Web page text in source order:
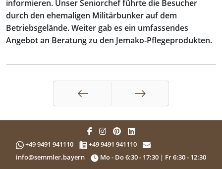
informieren. Unser Seniorchef führte die Besucher
durch den ehemaligen Militärbunker auf dem
Betriebsgelände. Weiter gab es ein umfassendes
Angebot an Beratung zu den Jemako-Pflegeprodukten.
Zurück Weiter
+49 9491 941110
+49 9491 941110
info@semmler.bayern
Mo - Do 6:30 - 17:30 | Fr 6:30 - 12:30